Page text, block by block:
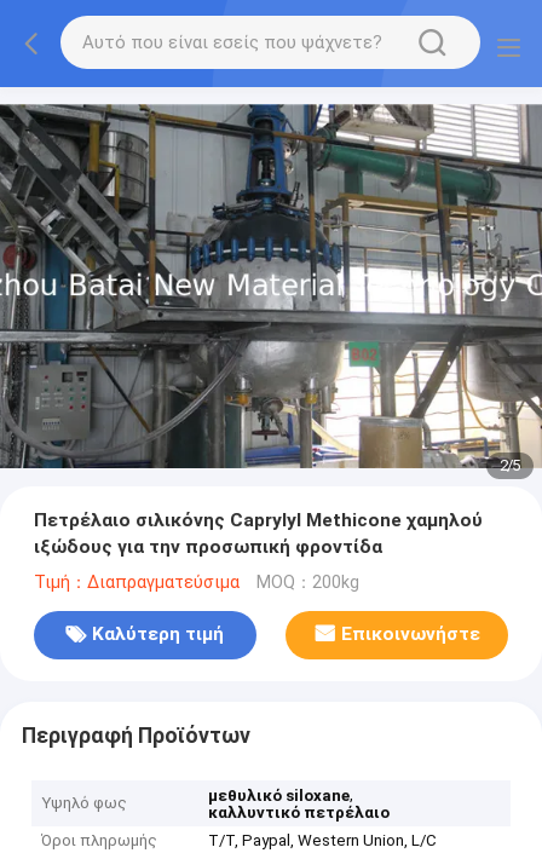
2/5
Πετρέλαιο σιλικόνης Caprylyl Methicone χαμηλού
ιξώδους για την προσωπική φροντίδα
Τιμή：Διαπραγματεύσιμα MOQ：200kg
Καλύτερη τιμή Επικοινωνήστε
Περιγραφή Προϊόντων
Υψηλό φως μεθυλικό siloxane,
καλλυντικό πετρέλαιο
Όροι πληρωμής
T/T, Paypal, Western Union, L/C